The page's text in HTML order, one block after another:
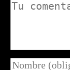
Comentario
Introduce